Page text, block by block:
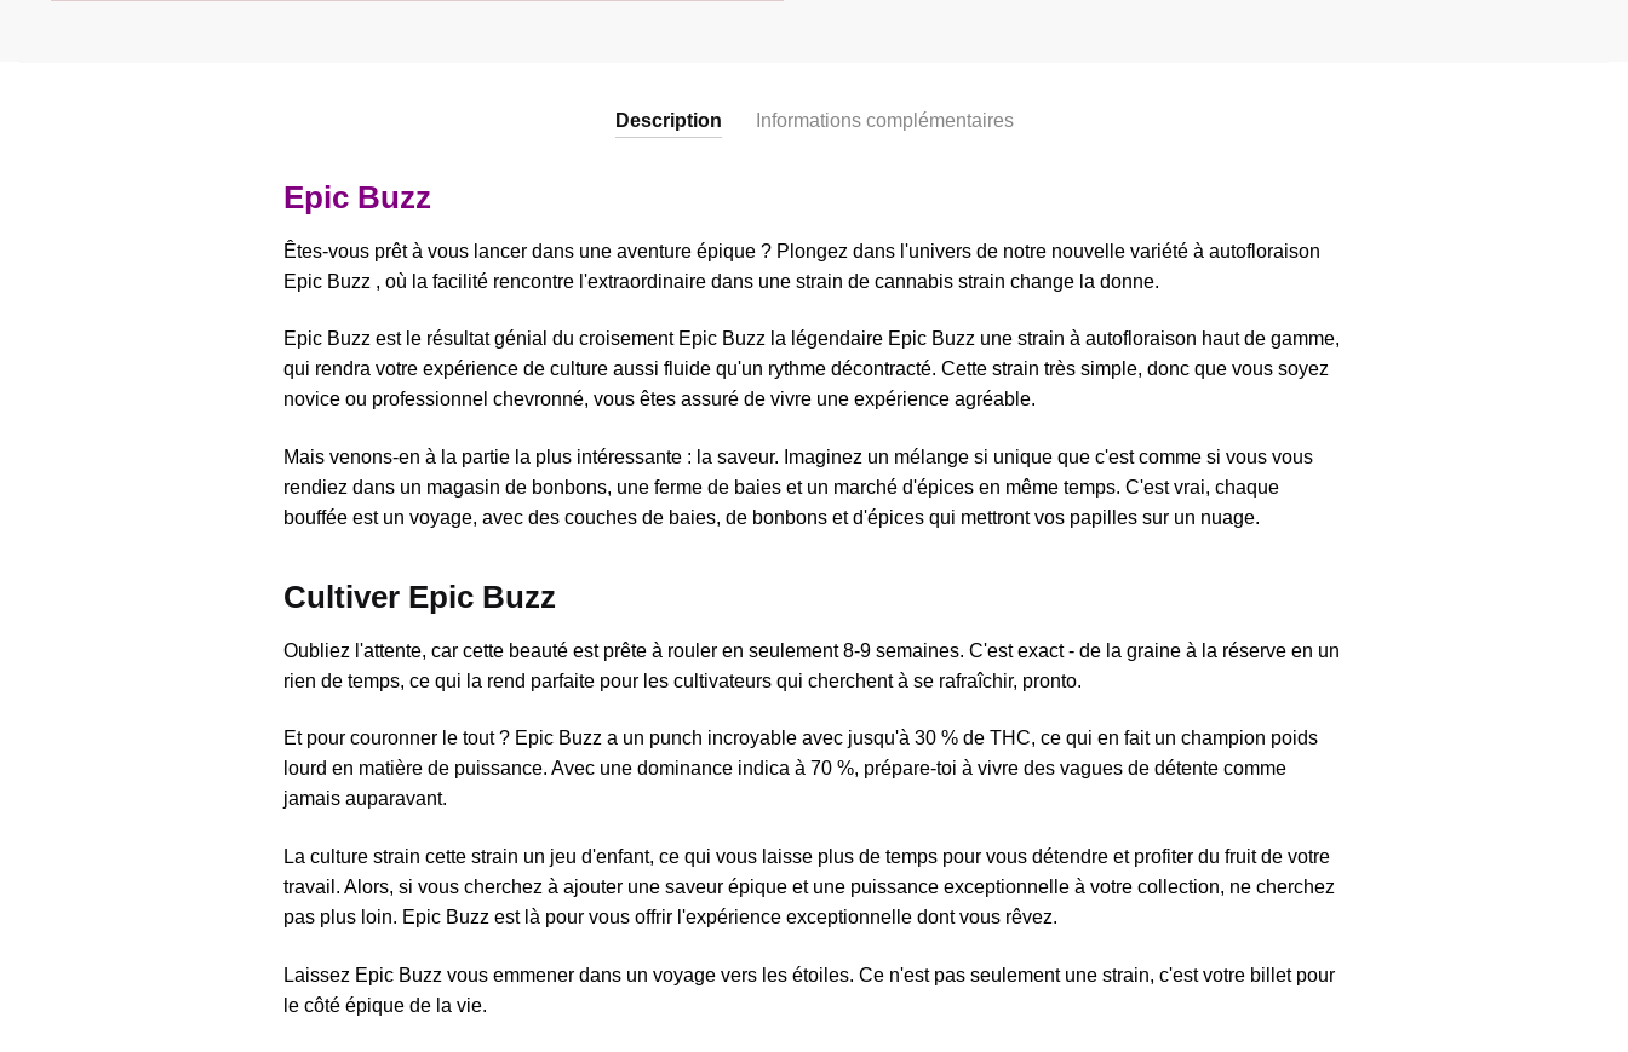
Description Informations complémentaires
Epic Buzz
Êtes-vous prêt à vous lancer dans une aventure épique ? Plongez dans l'univers de notre nouvelle variété à autofloraison
Epic Buzz , où la facilité rencontre l'extraordinaire dans une strain de cannabis strain change la donne.
Epic Buzz est le résultat génial du croisement Epic Buzz la légendaire Epic Buzz une strain à autofloraison haut de gamme,
qui rendra votre expérience de culture aussi fluide qu'un rythme décontracté. Cette strain très simple, donc que vous soyez
novice ou professionnel chevronné, vous êtes assuré de vivre une expérience agréable.
Mais venons-en à la partie la plus intéressante : la saveur. Imaginez un mélange si unique que c'est comme si vous vous
rendiez dans un magasin de bonbons, une ferme de baies et un marché d'épices en même temps. C'est vrai, chaque
bouffée est un voyage, avec des couches de baies, de bonbons et d'épices qui mettront vos papilles sur un nuage.
Cultiver Epic Buzz
Oubliez l'attente, car cette beauté est prête à rouler en seulement 8-9 semaines. C'est exact - de la graine à la réserve en un
rien de temps, ce qui la rend parfaite pour les cultivateurs qui cherchent à se rafraîchir, pronto.
Et pour couronner le tout ? Epic Buzz a un punch incroyable avec jusqu'à 30 % de THC, ce qui en fait un champion poids
lourd en matière de puissance. Avec une dominance indica à 70 %, prépare-toi à vivre des vagues de détente comme
jamais auparavant.
La culture strain cette strain un jeu d'enfant, ce qui vous laisse plus de temps pour vous détendre et profiter du fruit de votre
travail. Alors, si vous cherchez à ajouter une saveur épique et une puissance exceptionnelle à votre collection, ne cherchez
pas plus loin. Epic Buzz est là pour vous offrir l'expérience exceptionnelle dont vous rêvez.
Laissez Epic Buzz vous emmener dans un voyage vers les étoiles. Ce n'est pas seulement une strain, c'est votre billet pour
le côté épique de la vie.